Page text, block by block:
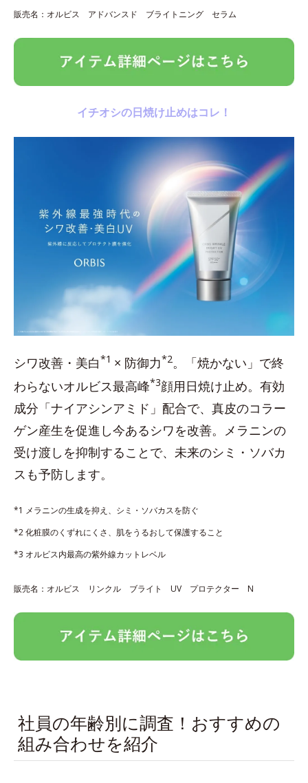
販売名：オルビス アドバンスド ブライトニング セラム
イチオシの日焼け止めはコレ！
シワ改善・美白*1 × 防御力*2。「焼かない」で終
わらないオルビス最高峰*3顔用日焼け止め。有効
成分「ナイアシンアミド」配合で、真皮のコラー
ゲン産生を促進し今あるシワを改善。メラニンの
受け渡しを抑制することで、未来のシミ・ソバカ
スも予防します。
*1 メラニンの生成を抑え、シミ・ソバカスを防ぐ
*2 化粧膜のくずれにくさ、肌をうるおして保護すること
*3 オルビス内最高の紫外線カットレベル
販売名：オルビス リンクル ブライト UV プロテクター N
社員の年齢別に調査！おすすめの
組み合わせを紹介